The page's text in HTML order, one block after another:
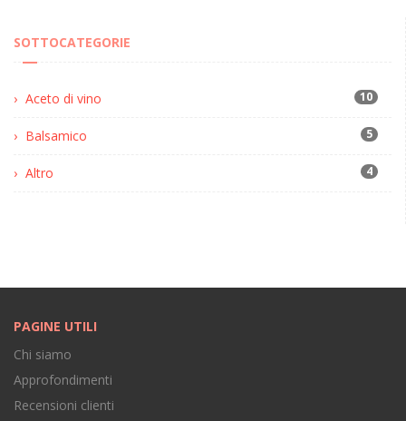
SOTTOCATEGORIE
Aceto di vino 10
Balsamico 5
Altro 4
PAGINE UTILI
Chi siamo
Approfondimenti
Recensioni clienti